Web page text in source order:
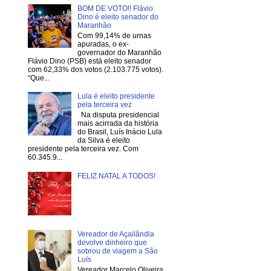
BOM DE VOTO!! Flávio
Dino é eleito senador do
Maranhão
Com 99,14% de urnas
apuradas, o ex-
governador do Maranhão
Flávio Dino (PSB) está eleito senador
com 62,33% dos votos (2.103.775 votos).
“Que...
Lula é eleito presidente
pela terceira vez
Na disputa presidencial
mais acirrada da história
do Brasil, Luís Inácio Lula
da Silva é eleito
presidente pela terceira vez. Com
60.345.9...
FELIZ NATAL A TODOS!
Vereador de Açailândia
devolve dinheiro que
sobrou de viagem a São
Luís